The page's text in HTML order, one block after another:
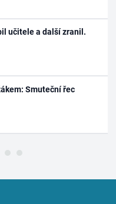
učitele a další zranil.
Smuteční řec